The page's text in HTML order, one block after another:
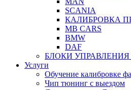
SCANIA
КАЛИБРОВКА
MB CARS
BMW
DAF
БЛОКИ УПРАВЛЕНИЯ
Услуги
Обучение калибровке
Чип тюнинг с выездом